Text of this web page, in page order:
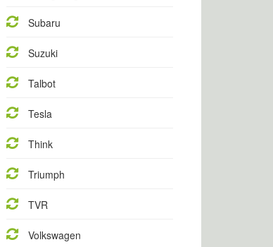
Subaru
Suzuki
Talbot
Tesla
Think
Triumph
TVR
Volkswagen